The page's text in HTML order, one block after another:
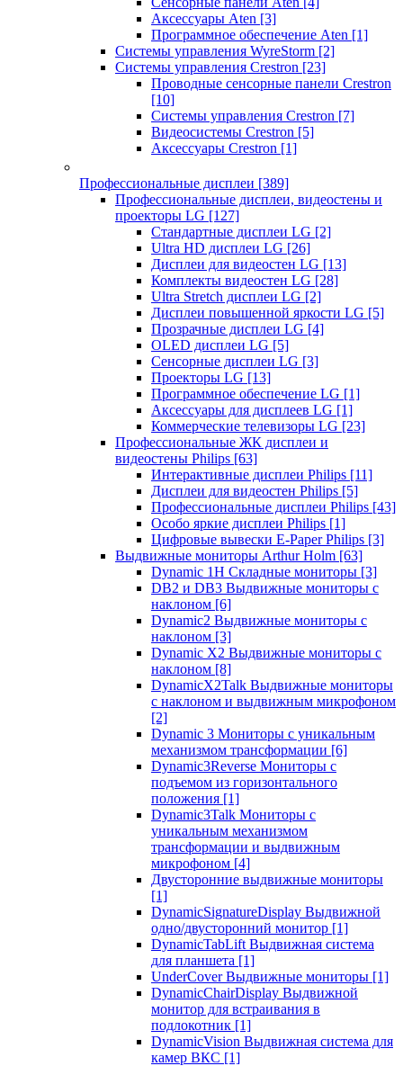
Аксессуары Aten [3]
Программное обеспечение Aten [1]
Системы управления WyreStorm [2]
Системы управления Crestron [23]
Проводные сенсорные панели Crestron
[10]
Системы управления Crestron [7]
Видеосистемы Crestron [5]
Аксессуары Crestron [1]
Профессиональные дисплеи [389]
Профессиональные дисплеи, видеостены и
проекторы LG [127]
Стандартные дисплеи LG [2]
Ultra HD дисплеи LG [26]
Дисплеи для видеостен LG [13]
Комплекты видеостен LG [28]
Ultra Stretch дисплеи LG [2]
Дисплеи повышенной яркости LG [5]
Прозрачные дисплеи LG [4]
OLED дисплеи LG [5]
Сенсорные дисплеи LG [3]
Проекторы LG [13]
Программное обеспечение LG [1]
Аксессуары для дисплеев LG [1]
Коммерческие телевизоры LG [23]
Профессиональные ЖК дисплеи и
видеостены Philips [63]
Интерактивные дисплеи Philips [11]
Дисплеи для видеостен Philips [5]
Профессиональные дисплеи Philips [43]
Особо яркие дисплеи Philips [1]
Цифровые вывески E-Paper Philips [3]
Выдвижные мониторы Arthur Holm [63]
Dynamic 1Н Складные мониторы [3]
DB2 и DB3 Выдвижные мониторы с
наклоном [6]
Dynamic2 Выдвижные мониторы с
наклоном [3]
Dynamic X2 Выдвижные мониторы с
наклоном [8]
DynamicX2Talk Выдвижные мониторы
с наклоном и выдвижным микрофоном
[2]
Dynamic 3 Мониторы с уникальным
механизмом трансформации [6]
Dynamic3Reverse Мониторы с
подъемом из горизонтального
положения [1]
Dynamic3Talk Мониторы с
уникальным механизмом
трансформации и выдвижным
микрофоном [4]
Двусторонние выдвижные мониторы
[1]
DynamicSignatureDisplay Выдвижной
одно/двусторонний монитор [1]
DynamicTabLift Выдвижная система
для планшета [1]
UnderCover Выдвижные мониторы [1]
DynamicChairDisplay Выдвижной
монитор для встраивания в
подлокотник [1]
DynamicVision Выдвижная система для
камер ВКС [1]